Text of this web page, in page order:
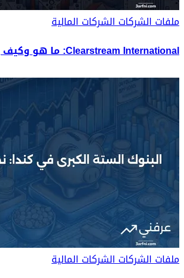
ملفات الشركاتالشركات المالية
Clearstream International: ما هو وكيف يعمل
ملفات الشركاتالشركات المالية